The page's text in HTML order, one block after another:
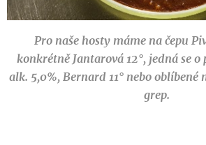
Pro naše hosty máme na čepu
konkrétně Jantarová 12°, jedná se
alk. 5,0%, Bernard 11° nebo oblíbené
grep.